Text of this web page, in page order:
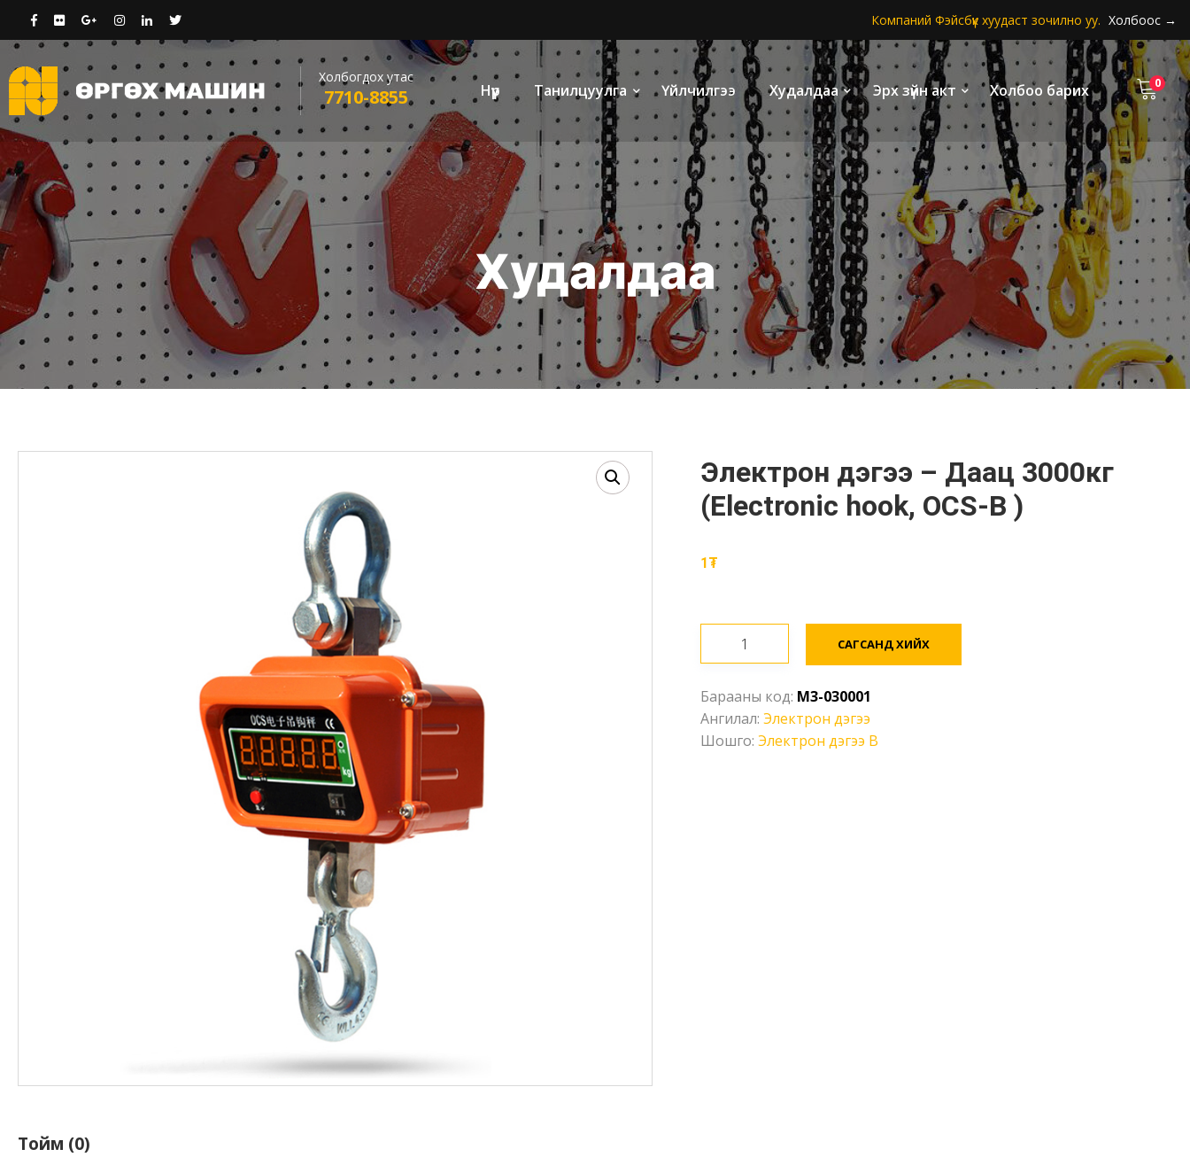
Компаний Фэйсбүүк хуудаст зочилно уу. Холбоос →
Холбогдох утас
7710-8855 Нүүр Танилцуулга Үйлчилгээ Худалдаа Эрх зүйн акт Холбоо барих 0
Худалдаа
Электрон дэгээ – Даац 3000кг
(Electronic hook, OCS-B )
1₮
Даац
3000кг
(Electronic
САГСАНД ХИЙХ
Барааны код: M3-030001
Ангилал:Электрон дэгээ
Шошго:Электрон дэгээ В
Тойм (0)